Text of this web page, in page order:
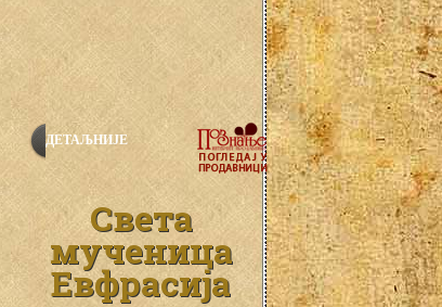
ДЕТАЉНИЈЕ
Света
мученица
Евфрасија